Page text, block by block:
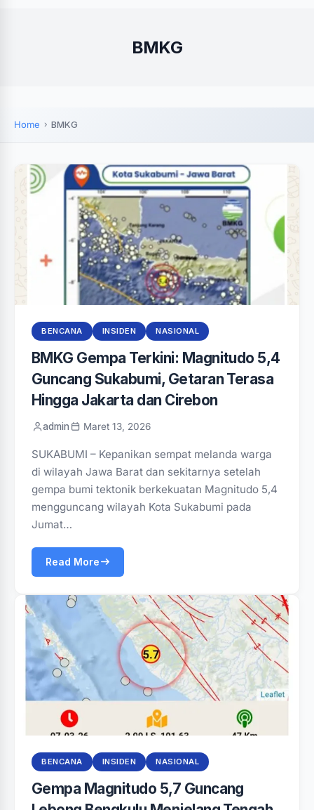
BMKG
Home BMKG
BENCANA INSIDEN NASIONAL
BMKG Gempa Terkini: Magnitudo 5,4
Guncang Sukabumi, Getaran Terasa
Hingga Jakarta dan Cirebon
admin Maret 13, 2026
SUKABUMI – Kepanikan sempat melanda warga
di wilayah Jawa Barat dan sekitarnya setelah
gempa bumi tektonik berkekuatan Magnitudo 5,4
mengguncang wilayah Kota Sukabumi pada
Jumat…
Read More
BENCANA INSIDEN NASIONAL
Gempa Magnitudo 5,7 Guncang